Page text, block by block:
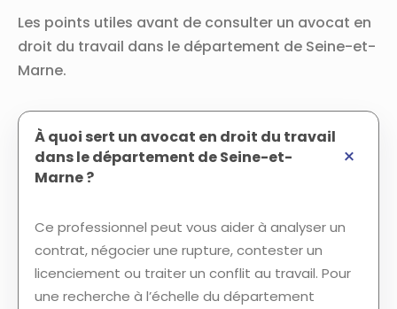
Les points utiles avant de consulter un avocat en
droit du travail dans le département de Seine-et-
Marne.
À quoi sert un avocat en droit du travail
dans le département de Seine-et-
Marne ?
Ce professionnel peut vous aider à analyser un
contrat, négocier une rupture, contester un
licenciement ou traiter un conflit au travail. Pour
une recherche à l’échelle du département